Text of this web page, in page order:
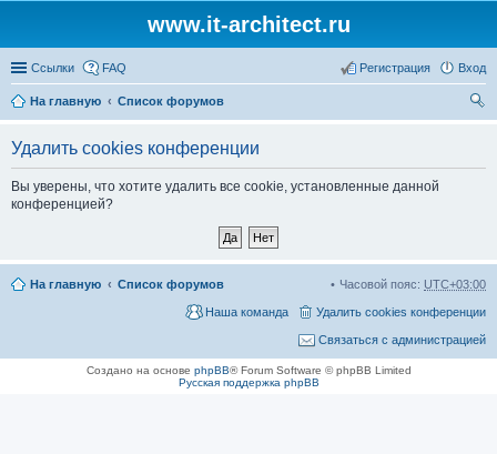
www.it-architect.ru
Ссылки FAQ Вход
Регистрация
На главную
Список форумов
Удалить cookies конференции
Вы уверены, что хотите удалить все cookie, установленные данной
конференцией?
На главную Список форумов Часовой пояс: UTC+03:00
Удалить cookies конференции
Наша команда
Связаться с администрацией
Создано на основе phpBB® Forum Software © phpBB Limited
Русская поддержка phpBB